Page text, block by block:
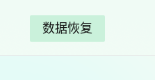
数据恢复